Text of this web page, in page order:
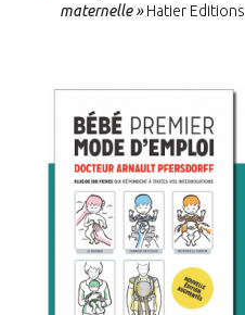
maternelle »Hatier Editions